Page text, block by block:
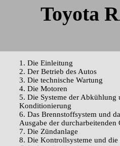
Toyota
1. Die Einleitung
2. Der Betrieb des Autos
3. Die technische Wartung
4. Die Motoren
5. Die Systeme der Abkühlung
Konditionierung
6. Das Brennstoffsystem und
Ausgabe der durcharbeitenden
7. Die Zündanlage
8. Die Kontrollsysteme und die